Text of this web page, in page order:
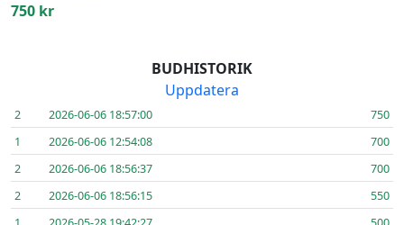
750 kr
BUDHISTORIK
Uppdatera
2 2026-06-06 18:57:00
750
1
2026-06-06 12:54:08
700
2
2026-06-06 18:56:37
700
2
2026-06-06 18:56:15
550